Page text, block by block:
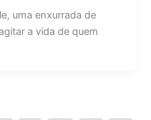
uma enxurrada de
a vida de quem